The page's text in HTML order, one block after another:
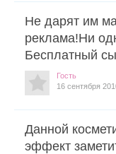
Не дарят им
реклама!Ни
Бесплатный
Гость
16 сентября
Данной
эффект